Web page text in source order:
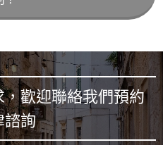
歡迎聯絡我們預約
諮詢